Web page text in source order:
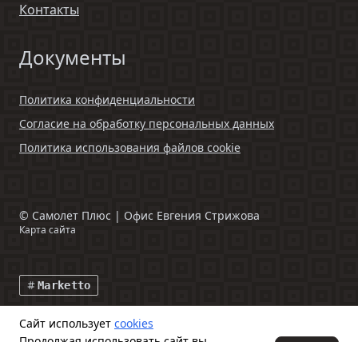
Контакты
Документы
Политика конфиденциальности
Согласие на обработку персональных данных
Политика использования файлов cookie
© Самолет Плюс | Офис Евгения Стрижова
Карта сайта
Marketto
Данный интернет-сайт и информация, размещенная на нем,
Сайт использует cookies